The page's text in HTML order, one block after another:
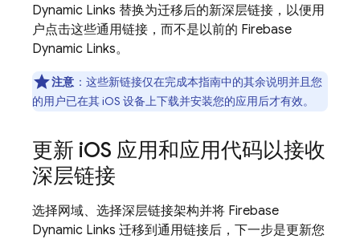
Dynamic Links 替换为迁移后的新深层链接，以便用
户点击这些通用链接，而不是以前的 Firebase
Dynamic Links。
注意 ：这些新链接仅在完成本指南中的其余说明并且您
的用户已在其 iOS 设备上下载并安装您的应用后才有效。
更新 iOS 应用和应用代码以接收
深层链接
选择网域、选择深层链接架构并将 Firebase
Dynamic Links 迁移到通用链接后，下一步是更新您